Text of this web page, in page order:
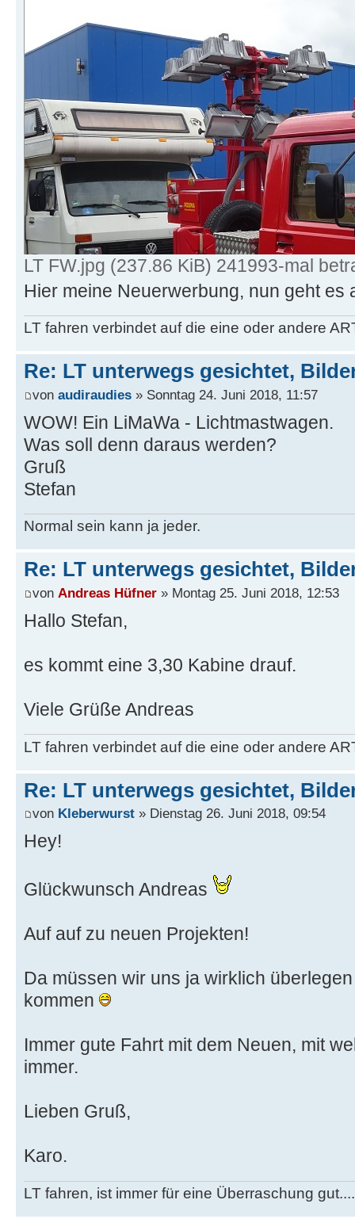
LT FW.jpg (237.86 KiB) 241993-mal
Hier meine Neuerwerbung, nun geht es
LT fahren verbindet auf die eine oder andere
Re: LT unterwegs gesichtet,
von audiraudies » Sonntag 24. Juni 2018, 11:57
WOW! Ein LiMaWa - Lichtmastwagen.
Was soll denn daraus werden?
Gruß
Stefan
Normal sein kann ja jeder.
Re: LT unterwegs gesichtet,
von Andreas Hüfner » Montag 25. Juni 2018, 12:53
Hallo Stefan,
es kommt eine 3,30 Kabine drauf.
Viele Grüße Andreas
LT fahren verbindet auf die eine oder andere
Re: LT unterwegs gesichtet,
von Kleberwurst » Dienstag 26. Juni 2018, 09:54
Hey!
Glückwunsch Andreas
Auf auf zu neuen Projekten!
Da müssen wir uns ja wirklich
kommen
Immer gute Fahrt mit dem Neuen, mit
immer.
Lieben Gruß,
Karo.
LT fahren, ist immer für eine Überraschung